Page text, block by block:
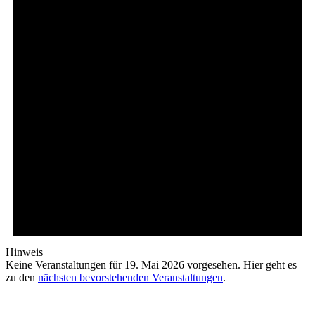
Hinweis
Keine Veranstaltungen für 19. Mai 2026 vorgesehen. Hier geht es
zu den nächsten bevorstehenden Veranstaltungen.